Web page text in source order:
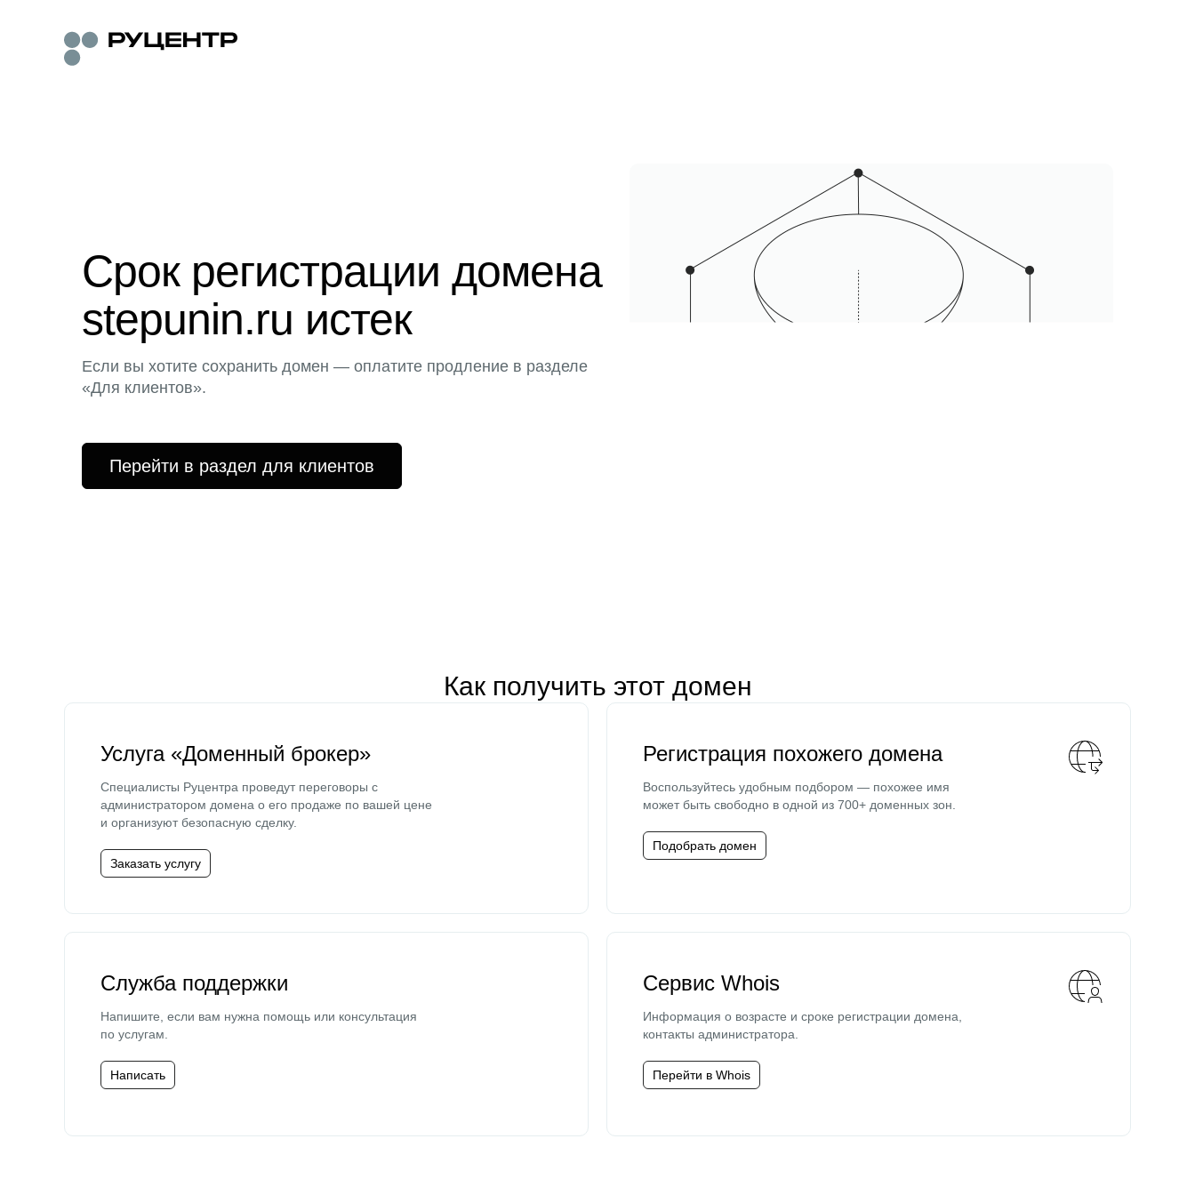
Срок регистрации домена
stepunin.ru истек
Если вы хотите сохранить домен — оплатите продление в разделе
«Для клиентов».
Перейти в раздел для клиентов
Как получить этот домен
Услуга «Доменный брокер»
Специалисты Руцентра проведут переговоры с
администратором домена о его продаже по вашей цене
и организуют безопасную сделку.
Заказать услугу
Регистрация похожего домена
Воспользуйтесь удобным подбором — похожее имя
может быть свободно в одной из 700+ доменных зон.
Подобрать домен
Служба поддержки
Напишите, если вам нужна помощь или консультация
по услугам.
Написать
Сервис Whois
Информация о возрасте и сроке регистрации домена,
контакты администратора.
Перейти в Whois